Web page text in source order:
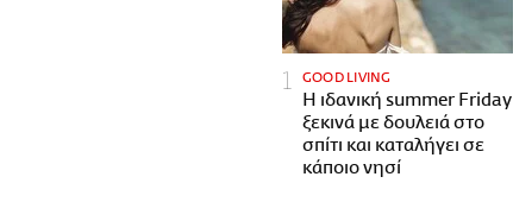
GOOD LIVING
Η ιδανική summer Friday
ξεκινά με δουλειά στο
σπίτι και καταλήγει σε
κάποιο νησί